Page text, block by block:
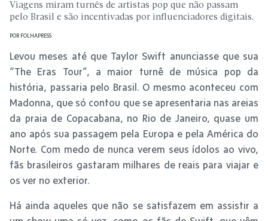
Viagens miram turnês de artistas pop que não passam
pelo Brasil e são incentivadas por influenciadores digitais.
POR FOLHAPRESS
Levou meses até que Taylor Swift anunciasse que sua
“The Eras Tour”, a maior turnê de música pop da
história, passaria pelo Brasil. O mesmo aconteceu com
Madonna, que só contou que se apresentaria nas areias
da praia de Copacabana, no Rio de Janeiro, quase um
ano após sua passagem pela Europa e pela América do
Norte. Com medo de nunca verem seus ídolos ao vivo,
fãs brasileiros gastaram milhares de reais para viajar e
os ver no exterior.
Há ainda aqueles que não se satisfazem em assistir a